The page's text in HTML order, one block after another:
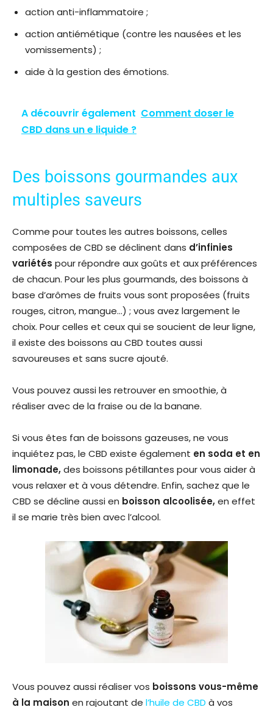
action anti-inflammatoire ;
action antiémétique (contre les nausées et les
vomissements) ;
aide à la gestion des émotions.
A découvrir également Comment doser le
CBD dans un e liquide ?
Des boissons gourmandes aux
multiples saveurs
Comme pour toutes les autres boissons, celles
composées de CBD se déclinent dans d’infinies
variétés pour répondre aux goûts et aux préférences
de chacun. Pour les plus gourmands, des boissons à
base d’arômes de fruits vous sont proposées (fruits
rouges, citron, mangue…) ; vous avez largement le
choix. Pour celles et ceux qui se soucient de leur ligne,
il existe des boissons au CBD toutes aussi
savoureuses et sans sucre ajouté.
Vous pouvez aussi les retrouver en smoothie, à
réaliser avec de la fraise ou de la banane.
Si vous êtes fan de boissons gazeuses, ne vous
inquiétez pas, le CBD existe également en soda et en
limonade,des boissons pétillantes pour vous aider à
vous relaxer et à vous détendre. Enfin, sachez que le
CBD se décline aussi en boisson alcoolisée,en effet
il se marie très bien avec l’alcool.
Vous pouvez aussi réaliser vos boissons vous-même
à la maison en rajoutant de l’huile de CBD à vos